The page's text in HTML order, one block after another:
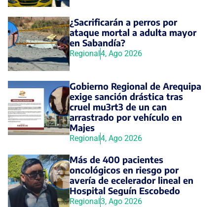
¿Sacrificarán a perros por
ataque mortal a adulta mayor
en Sabandía?
Regional4, Ago 2026
Gobierno Regional de Arequipa
exige sanción drástica tras
cruel mu3rt3 de un can
arrastrado por vehículo en
Majes
Regional4, Ago 2026
Más de 400 pacientes
oncológicos en riesgo por
avería de ecelerador lineal en
Hospital Seguín Escobedo
Regional3, Ago 2026